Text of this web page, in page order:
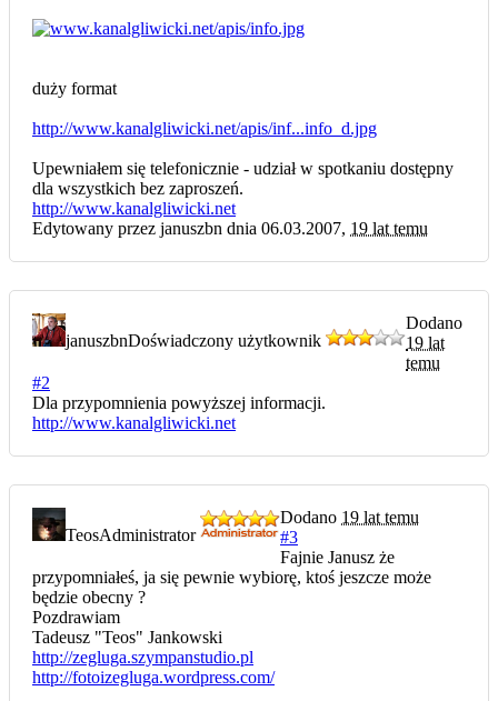
duży format
http://www.kanalgliwicki.net/apis/inf...info_d.jpg
Upewniałem się telefonicznie - udział w spotkaniu dostępny
dla wszystkich bez zaproszeń.
http://www.kanalgliwicki.net
Edytowany przez januszbn dnia 06.03.2007, 19 lat temu
januszbnDoświadczony użytkownik
Dodano
19 lat
temu
#2
Dla przypomnienia powyższej informacji.
http://www.kanalgliwicki.net
TeosAdministrator
Dodano 19 lat temu
#3
Fajnie Janusz że
przypomniałeś, ja się pewnie wybiorę, ktoś jeszcze może
będzie obecny ?
Pozdrawiam
Tadeusz "Teos" Jankowski
http://zegluga.szympanstudio.pl
http://fotoizegluga.wordpress.com/